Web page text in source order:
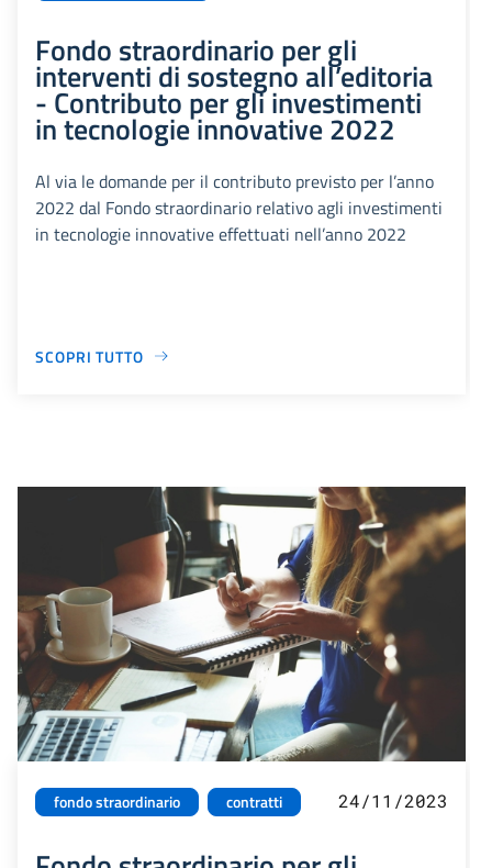
Fondo straordinario per gli
interventi di sostegno all’editoria
- Contributo per gli investimenti
in tecnologie innovative 2022
Al via le domande per il contributo previsto per l’anno
2022 dal Fondo straordinario relativo agli investimenti
in tecnologie innovative effettuati nell’anno 2022
SCOPRI TUTTO
fondo straordinario contratti 24/11/2023